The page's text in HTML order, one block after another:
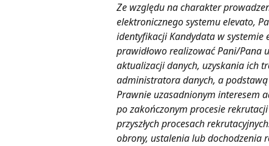
Ze względu na charakter
elektronicznego systemu elevato,
identyfikacji Kandydata w
prawidłowo realizować Pani/Pana
aktualizacji danych, uzyskania ich
administratora danych, a
Prawnie uzasadnionym interesem
po zakończonym procesie
przyszłych procesach
obrony, ustalenia lub dochodzenia